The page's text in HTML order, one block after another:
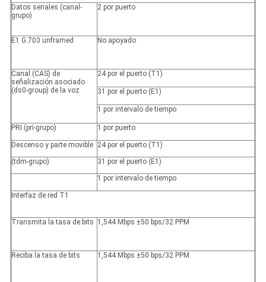
Datos seriales (canal-
grupo)
2 por puerto
E1 G.703 unframed No apoyado
Canal (CAS) de
señalización asociado
(ds0-group) de la voz
24 por el puerto (T1)
31 por el puerto (E1)
1 por intervalo de tiempo
PRI (pri-grupo) 1 por puerto
Descenso y parte movible 24 por el puerto (T1)
(tdm-grupo)
31 por el puerto (E1)
1 por intervalo de tiempo
Interfaz de red T1
Transmita la tasa de bits 1,544 Mbps ±50 bps/32 PPM
Reciba la tasa de bits 1,544 Mbps ±50 bps/32 PPM